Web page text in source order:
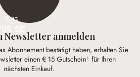
€ 15
Newsletter anmelden
Abonnement bestätigt haben, erhalten Sie
einen € 15 Gutschein¹ für Ihren
nächsten Einkauf.